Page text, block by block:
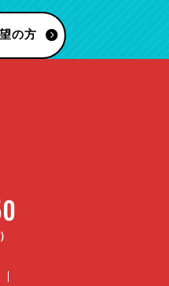
の方